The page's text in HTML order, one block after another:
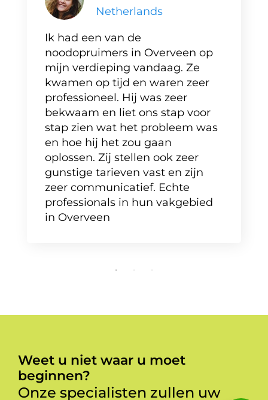
Netherlands
Ik had een van de
noodopruimers in Overveen op
mijn verdieping vandaag. Ze
kwamen op tijd en waren zeer
professioneel. Hij was zeer
bekwaam en liet ons stap voor
stap zien wat het probleem was
en hoe hij het zou gaan
oplossen. Zij stellen ook zeer
gunstige tarieven vast en zijn
zeer communicatief. Echte
professionals in hun vakgebied
in Overveen
Weet u niet waar u moet
beginnen?
Onze specialisten zullen uw